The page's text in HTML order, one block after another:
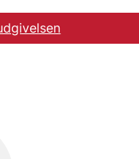
rapporten